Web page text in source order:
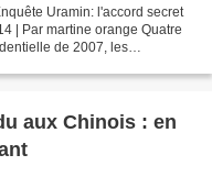
Uramin: l'accord secret
| Par martine orange Quatre
de 2007, les
aux Chinois : en